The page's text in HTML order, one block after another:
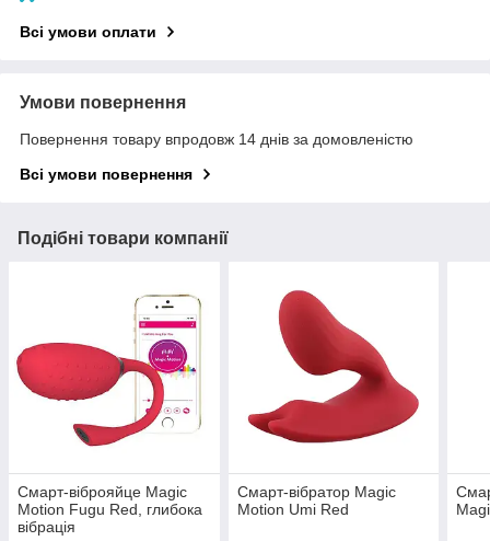
Всі умови оплати
Умови повернення
Повернення товару впродовж 14 днів за домовленістю
Всі умови повернення
Подібні товари компанії
Смарт-віброяйце Magic
Motion Fugu Red, глибока
вібрація
Смарт-вібратор Magic
Motion Umi Red